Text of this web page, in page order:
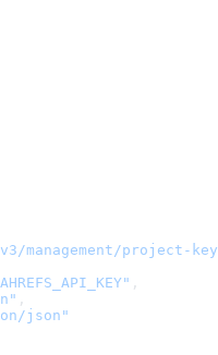
management/project-
,
,
json"